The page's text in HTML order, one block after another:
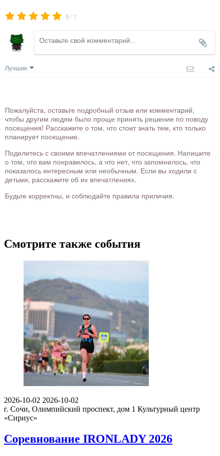
5 / 1
Лучшие
Пожалуйста, оставьте подробный отзыв или комментарий,
чтобы другим людям было проще принять решение по поводу
посещения! Расскажите о том, что стоит знать тем, кто только
планирует посещение.
Поделитесь с своими впечатлениями от посещения. Напишите
о том, что вам понравилось, а что нет, что запомнилось, что
показалось интересным или необычным. Если вы ходили с
детьми, расскажите об их впечатлениях.
Будьте корректны, и соблюдайте правила приличия.
Смотрите также события
2026-10-02 2026-10-02
г. Сочи, Олимпийский проспект, дом 1 Культурный центр
«Сириус»
Соревнование IRONLADY 2026